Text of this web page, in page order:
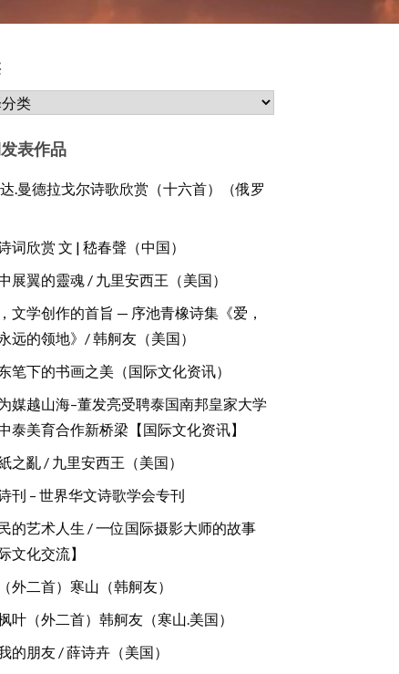
表作品
.曼德拉戈尔诗歌欣赏（十六首）（俄罗
词欣赏 文 | 嵇春聲（中国）
展翼的靈魂 / 九里安西王（美国）
文学创作的首旨 — 序池青橡诗集《爱，
远的领地》/ 韩舸友（美国）
笔下的书画之美（国际文化资讯）
媒越山海–董发亮受聘泰国南邦皇家大学
泰美育合作新桥梁【国际文化资讯】
之亂 / 九里安西王（美国）
刊 – 世界华文诗歌学会专刊
的艺术人生 / 一位国际摄影大师的故事
文化交流】
外二首）寒山（韩舸友）
叶（外二首）韩舸友（寒山.美国）
的朋友 / 薛诗卉（美国）